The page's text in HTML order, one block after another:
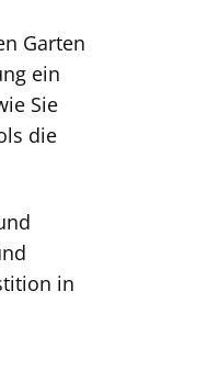
Garten
ein
Sie
die
in